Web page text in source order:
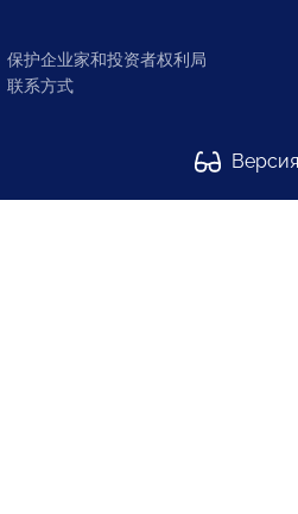
保护企业家和投资者权利局
联系方式